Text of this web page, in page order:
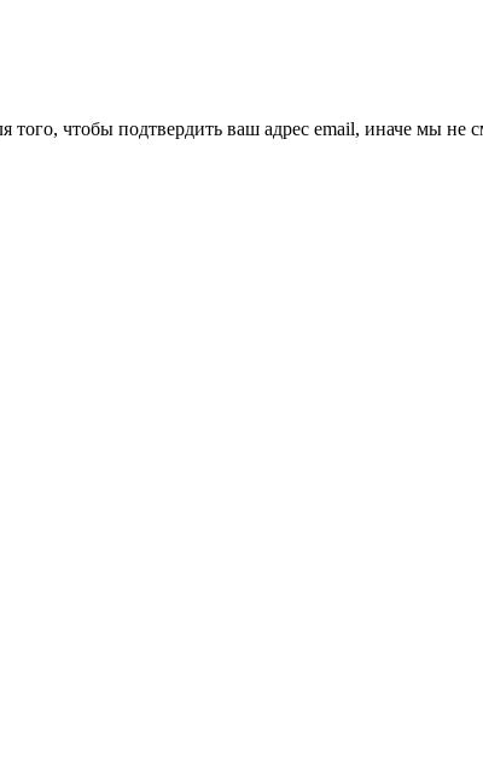
того, чтобы подтвердить ваш адрес email, иначе мы не